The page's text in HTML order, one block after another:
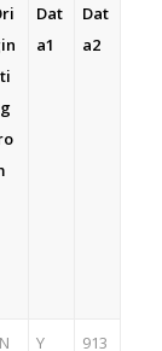
Dat
a1
Dat
a2
Y 913